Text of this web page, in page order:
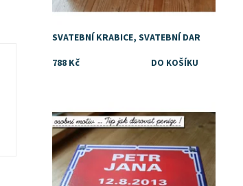
SVATEBNÍ KRABICE, SVATEBNÍ DAR
788 Kč